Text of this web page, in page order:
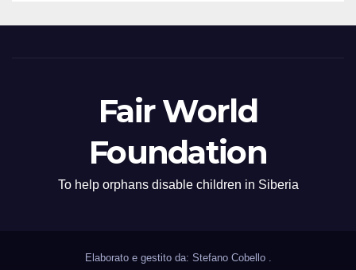
Fair World
Foundation
To help orphans disable children in Siberia
Elaborato e gestito da: Stefano Cobello